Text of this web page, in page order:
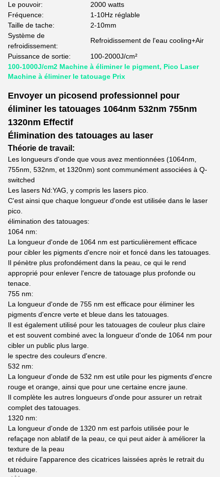
Le pouvoir:
2000 watts
Fréquence:
1-10Hz réglable
Taille de tache:
2-10mm
Système de
refroidissement:
Refroidissement de l'eau cooling+Air
Puissance de sortie:
100-2000J/cm²
100-1000J/cm2 Machine à éliminer le pigment, Pico Laser
Machine à éliminer le tatouage Prix
Envoyer un picosend professionnel pour
éliminer les tatouages 1064nm 532nm 755nm
1320nm Effectif
Élimination des tatouages au laser
Théorie de travail:
Les longueurs d'onde que vous avez mentionnées (1064nm,
755nm, 532nm, et 1320nm) sont communément associées à Q-
switched
Les lasers Nd:YAG, y compris les lasers pico.
C'est ainsi que chaque longueur d'onde est utilisée dans le laser
pico.
élimination des tatouages:
1064 nm:
La longueur d'onde de 1064 nm est particulièrement efficace
pour cibler les pigments d'encre noir et foncé dans les tatouages.
Il pénètre plus profondément dans la peau, ce qui le rend
approprié pour enlever l'encre de tatouage plus profonde ou
tenace.
755 nm:
La longueur d'onde de 755 nm est efficace pour éliminer les
pigments d'encre verte et bleue dans les tatouages.
Il est également utilisé pour les tatouages de couleur plus claire
et est souvent combiné avec la longueur d'onde de 1064 nm pour
cibler un public plus large.
le spectre des couleurs d'encre.
532 nm:
La longueur d'onde de 532 nm est utile pour les pigments d'encre
rouge et orange, ainsi que pour une certaine encre jaune.
Il complète les autres longueurs d'onde pour assurer un retrait
complet des tatouages.
1320 nm:
La longueur d'onde de 1320 nm est parfois utilisée pour le
refaçage non ablatif de la peau, ce qui peut aider à améliorer la
texture de la peau
et réduire l'apparence des cicatrices laissées après le retrait du
tatouage.